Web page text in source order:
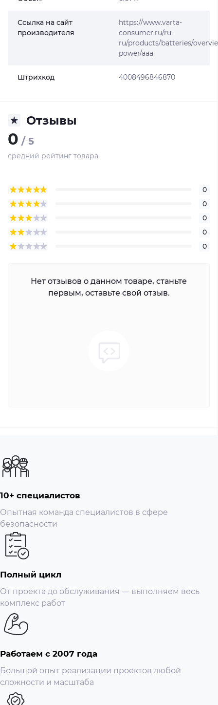
Ссылка на сайт
производителя
https://www.varta-
consumer.ru/ru-
ru/products/batteries/
power/aaa
Штрихкод 4008496846870
Отзывы
0 / 5
средний рейтинг товара
0
0
0
0
0
Нет отзывов о данном товаре, станьте
первым, оставьте свой отзыв.
10+ специалистов
Опытная команда специалистов в сфере
безопасности
Полный цикл
От проекта до обслуживания — выполняем весь
комплекс работ
Работаем с 2007 года
Большой опыт реализации проектов любой
сложности и масштаба